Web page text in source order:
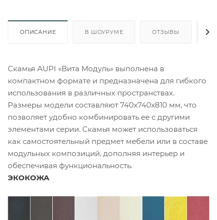
ОПИСАНИЕ В ШОУРУМЕ ОТЗЫВЫ
Скамья AUPI «Вита Модуль» выполнена в
компактном формате и предназначена для гибкого
использования в различных пространствах.
Размеры модели составляют 740x740x810 мм, что
позволяет удобно комбинировать ее с другими
элементами серии. Скамья может использоваться
как самостоятельный предмет мебели или в составе
модульных композиций, дополняя интерьер и
обеспечивая функциональность.
ЭКОКОЖА